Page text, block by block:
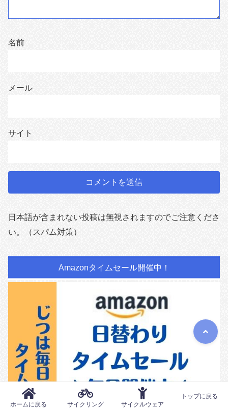
名前
メール
サイト
日本語が含まれない投稿は無視されますのでご注意くださ
い。（スパム対策）
Amazonタイムセール開催中！
ホームに戻る サイクリング サイクルウェア
トップに戻る